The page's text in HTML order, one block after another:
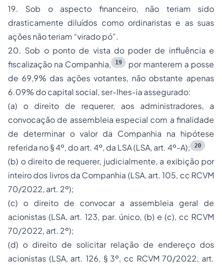
19. Sob o aspecto financeiro, não teriam sido
drasticamente diluídos como ordinaristas e as suas
ações não teriam “virado pó”.
20. Sob o ponto de vista do poder de influência e
fiscalização na Companhia,
19
por manterem a posse
de 69,9% das ações votantes, não obstante apenas
6.09% do capital social, ser-lhes-ia assegurado:
(a) o direito de requerer, aos administradores, a
convocação de assembleia especial com a finalidade
de determinar o valor da Companhia na hipótese
referida no § 4º, do art. 4º, da LSA (LSA, art. 4º-A);
20
(b) o direito de requerer, judicialmente, a exibição por
inteiro dos livros da Companhia (LSA, art. 105, cc RCVM
70/2022, art. 2º);
(c) o direito de convocar a assembleia geral de
acionistas (LSA, art. 123, par. único, (b) e (c), cc RCVM
70/2022, art. 2º);
(d) o direito de solicitar relação de endereço dos
acionistas (LSA, art. 126, § 3º, cc RCVM 70/2022, art.